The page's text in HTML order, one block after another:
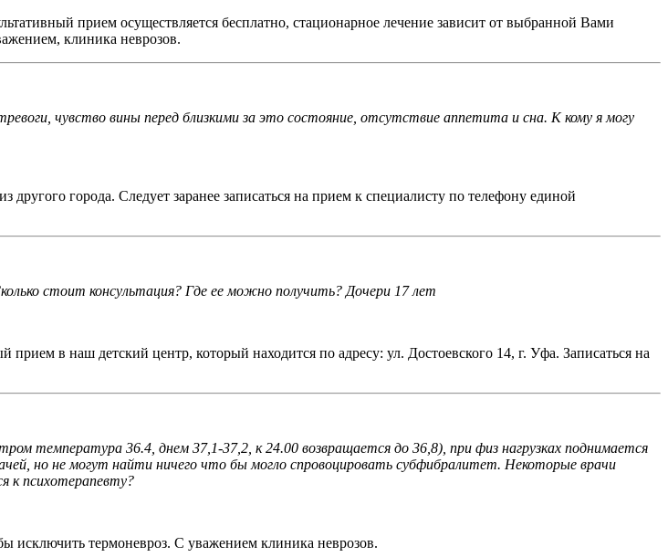
прием осуществляется бесплатно, стационарное лечение зависит от выбранной Вами
клиника неврозов.
чувство вины перед близкими за это состояние, отсутствие аппетита и сна. К кому я могу
города. Следует заранее записаться на прием к специалисту по телефону единой
стоит консультация? Где ее можно получить? Дочери 17 лет
в наш детский центр, который находится по адресу: ул. Достоевского 14, г. Уфа. Записаться на
температура 36.4, днем 37,1-37,2, к 24.00 возвращается до 36,8), при физ нагрузках поднимается
но не могут найти ничего что бы могло спровоцировать субфибралитет. Некоторые врачи
к психотерапевту?
исключить термоневроз. С уважением клиника неврозов.